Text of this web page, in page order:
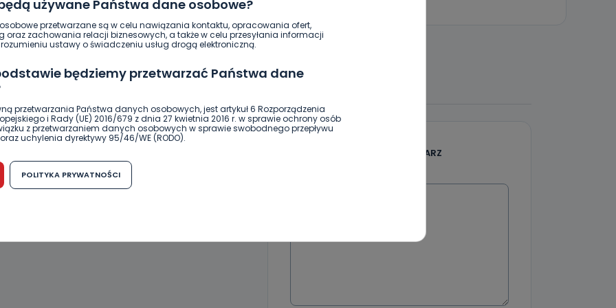
używane Państwa dane osobowe?
przetwarzane są w celu nawiązania kontaktu, opracowania ofert,
oraz zachowania relacji biznesowych, a także w celu przesyłania informacji
ustawy o świadczeniu usług drogą elektroniczną.
będziemy przetwarzać Państwa dane
przetwarzania Państwa danych osobowych, jest artykuł 6 Rozporządzenia
i Rady (UE) 2016/679 z dnia 27 kwietnia 2016 r. w sprawie ochrony osób
z przetwarzaniem danych osobowych w sprawie swobodnego przepływu
uchylenia dyrektywy 95/46/WE (RODO).
cofnięcia zgody?
osobowych jest dobrowolne, nie jest wymogiem ustawowym lub umownym oraz
POLITYKA PRYWATNOŚCI
DOŁĄCZ DO DYSKUSJI
DODAJ SWÓJ KOMENTARZ